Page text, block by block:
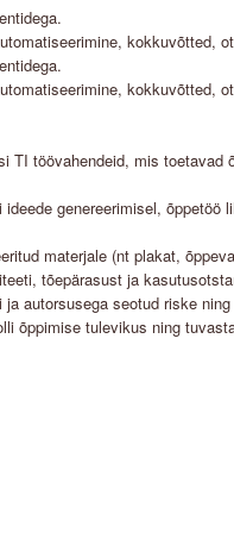
kokkuvõtted,
kokkuvõtted,
TI töövahendeid, mis toetavad
genereerimisel, õppetöö
materjale (nt plakat,
tõepärasust ja
autorsusega seotud riske
õppimise tulevikus ning